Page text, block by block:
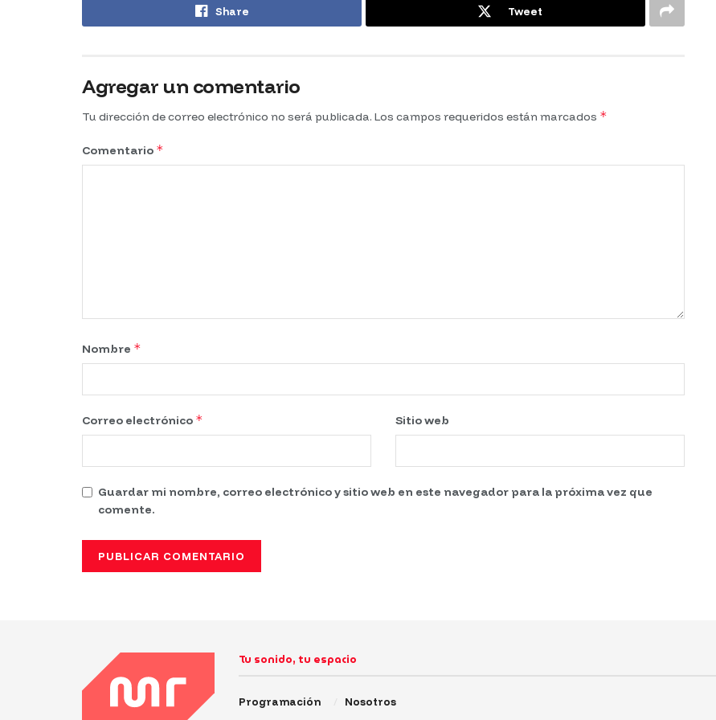
Share Tweet
Agregar un comentario
Tu dirección de correo electrónico no será publicada. Los campos requeridos están marcados *
Comentario *
Nombre *
Correo electrónico * Sitio web
Guardar mi nombre, correo electrónico y sitio web en este navegador para la próxima vez que
comente.
Tu sonido, tu espacio
Programación Nosotros